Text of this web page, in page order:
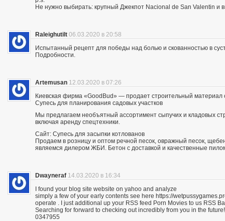
Не нужно выбирать: крупный Джекпот Nacional de San Valentin и
Raleighutilt 06.03.2020 в 20:58
Испытанный рецепт для победы над болью и скованностью в
Подробности.
Artemusan 12.03.2020 в 07:26
Киевская фирма «GoodBud» — продает строительный материал
Супесь для планирования садовых участков
Мы предлагаем необъятный ассортимент сыпучих и кладовых
включая аренду спецтехники.
Сайт: Супесь для засыпки котлованов
Продаем в розницу и оптом речной песок, овражный песок,
являемся дилером ЖБИ. Бетон с доставкой и качественные
Dwayneraf 14.03.2020 в 16:34
I found your blog site website on yahoo and analyze
simply a few of your early contents see here https://
operate . I just additional up your RSS feed Porn Movies to us RSS
Searching for forward to checking out incredibly from you in the future!
0347955